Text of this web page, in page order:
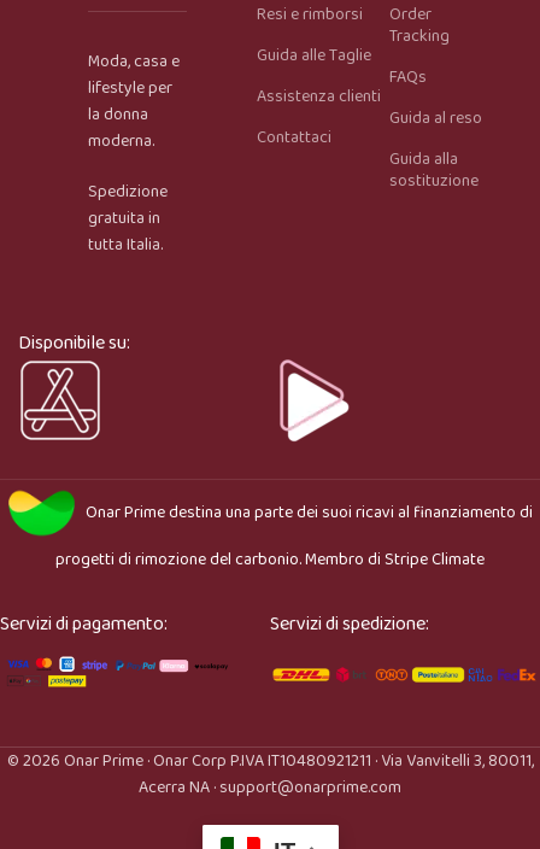
Onar AI Assistant
Moda, casa e
lifestyle per
la donna
moderna.
Spedizione
gratuita in
tutta Italia.
Resi e rimborsi
Guida alle Taglie
Assistenza clienti
Contattaci
Order
Tracking
FAQs
Guida al reso
Guida alla
sostituzione
Disponibile su:
Onar Primedestina una parte dei suoi ricavi al finanziamento di
progetti di rimozione del carbonio. Membro diStripe Climate
Servizi di pagamento: Servizi di spedizione:
© 2026 Onar Prime · Onar Corp P.IVA IT10480921211 · Via Vanvitelli 3, 80011,
Acerra NA · support@onarprime.com